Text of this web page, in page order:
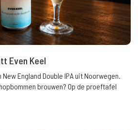
Even Keel
England Double IPA uit Noorwegen.
brouwen? Op de proeftafel